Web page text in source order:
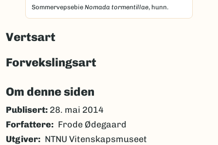
Sommervepsebie Nomada tormentillae, hunn.
Vertsart
Forvekslingsart
Om denne siden
Publisert: 28. mai 2014
Forfattere
Frode Ødegaard
Utgiver
NTNU Vitenskapsmuseet